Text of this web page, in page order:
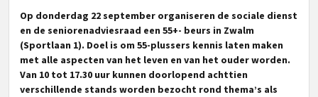
Op donderdag 22 september organiseren de sociale dienst
en de seniorenadviesraad een 55+- beurs in Zwalm
(Sportlaan 1). Doel is om 55-plussers kennis laten maken
met alle aspecten van het leven en van het ouder worden.
Van 10 tot 17.30 uur kunnen doorlopend achttien
verschillende stands worden bezocht rond thema’s als